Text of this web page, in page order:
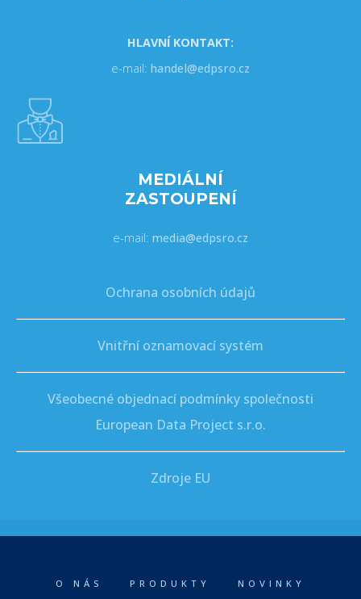
HLAVNÍ KONTAKT:
e-mail: handel@edpsro.cz
MEDIÁLNÍ
ZASTOUPENÍ
e-mail: media@edpsro.cz
Ochrana osobních údajů
Vnitřní oznamovací systém
Všeobecné objednací podmínky společnosti
European Data Project s.r.o.
Zdroje EU
O NÁS PRODUKTY NOVINKY